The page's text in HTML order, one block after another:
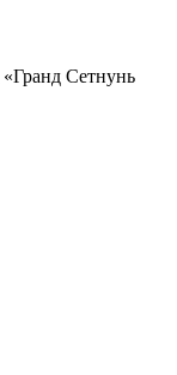
Сетнунь